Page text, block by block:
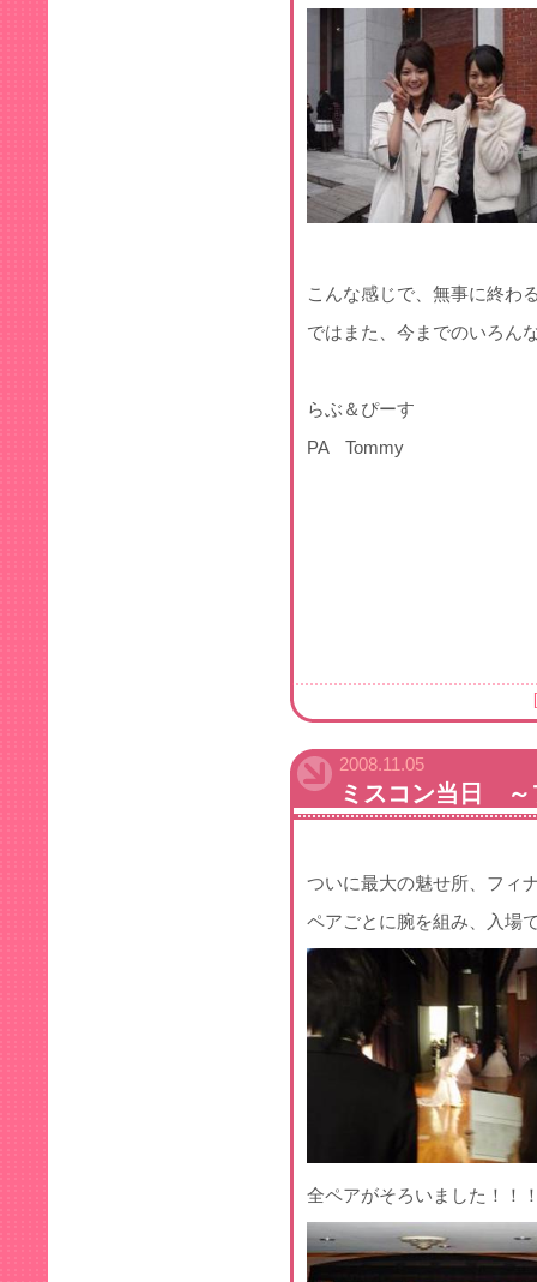
こんな感じで、無事に終わ
ではまた、今までのいろん
らぶ＆ぴーす
PA Tommy
[
2008.11.05
ミスコン当日 ～
ついに最大の魅せ所、フィ
ペアごとに腕を組み、入場
全ペアがそろいました！！